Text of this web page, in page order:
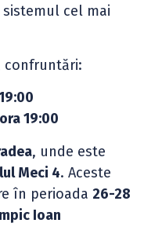
sistemul cel mai
confruntări:
19:00
, unde este
Meci 4. Aceste
în perioada 26-28
Ioan